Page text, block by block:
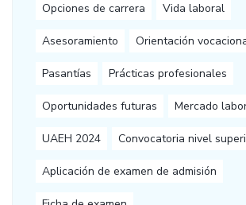
Opciones de carrera Vida laboral
Asesoramiento Orientación
Pasantías Prácticas profesionales
Oportunidades futuras Mercado
UAEH 2024 Convocatoria nivel
Aplicación de examen de admisión